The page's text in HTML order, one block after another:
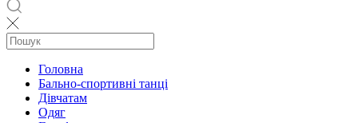
Головна
Бально-спортивні танці
Дівчатам
Одяг